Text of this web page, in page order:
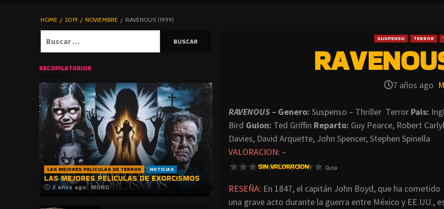
BLOGHORROR
⋆
HOME 2019 NOVIEMBRE RAVENOUS (1999)
SUSPENSO TERROR
7 años ago
RAVENOUS – Genero: Suspenso – Thriller Terror Pais:
Bird Guion: Ted Griffin Reparto: Guy Pearce, Robert
Davies, David Arquette, John Spencer, Stephen Spinella
VALORACION: –
RESEÑA: En 1847, el capitán John Boyd, que ha cometido
una grave acto durante la guerra entre México y EE.UU.,
RECOPILATORIOS
LAS MEJORES PELICULAS DE TERROR NOTICIAS
LAS MEJORES PELÍCULAS DE EXORCISMOS
2 años ago MONO